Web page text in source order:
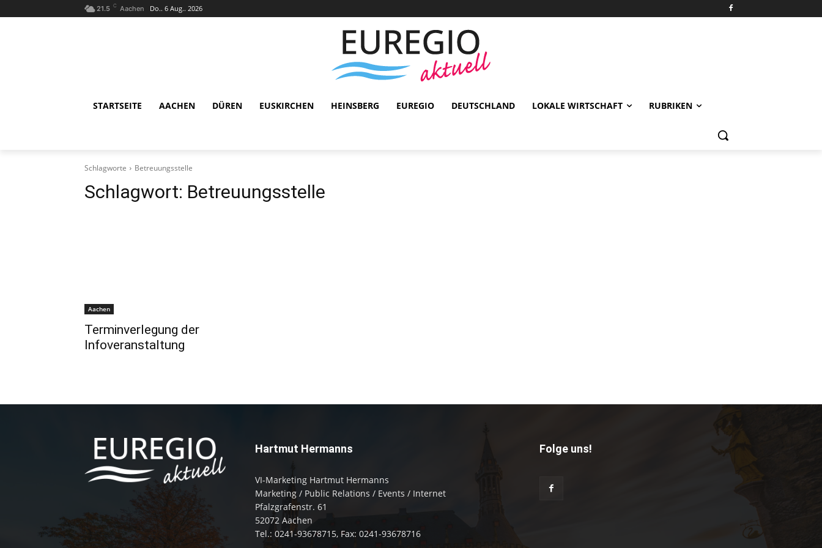
21.5 C Aachen Do.. 6 Aug.. 2026
STARTSEITE AACHEN DÜREN EUSKIRCHEN HEINSBERG EUREGIO DEUTSCHLAND LOKALE WIRTSCHAFT RUBRIKEN
Schlagworte Betreuungsstelle
Schlagwort: Betreuungsstelle
Aachen
Terminverlegung der
Infoveranstaltung
Hartmut Hermanns
VI-Marketing Hartmut Hermanns
Marketing / Public Relations / Events / Internet
Pfalzgrafenstr. 61
52072 Aachen
Tel.: 0241-93678715, Fax: 0241-93678716
Folge uns!